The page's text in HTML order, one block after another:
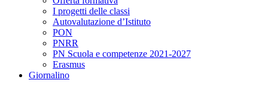
I progetti delle classi
Autovalutazione d’Istituto
PON
PNRR
PN Scuola e competenze 2021-2027
Erasmus
Giornalino